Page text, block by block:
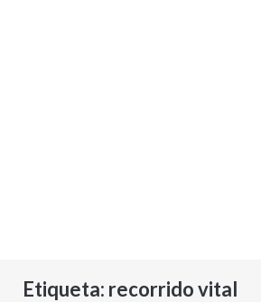
Etiqueta: recorrido vital